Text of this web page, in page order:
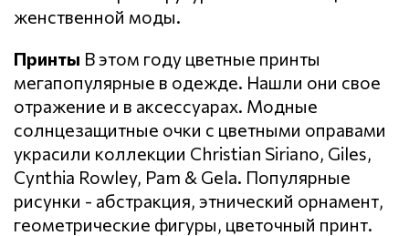
женственной моды.
Принты В этом году цветные принты
мегапопулярные в одежде. Нашли они свое
отражение и в аксессуарах. Модные
солнцезащитные очки с цветными оправами
украсили коллекции Christian Siriano, Giles,
Cynthia Rowley, Pam & Gela. Популярные
рисунки - абстракция, этнический орнамент,
геометрические фигуры, цветочный принт.